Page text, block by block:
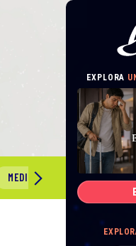
EXPLORA
MEDIO AMBIENTE